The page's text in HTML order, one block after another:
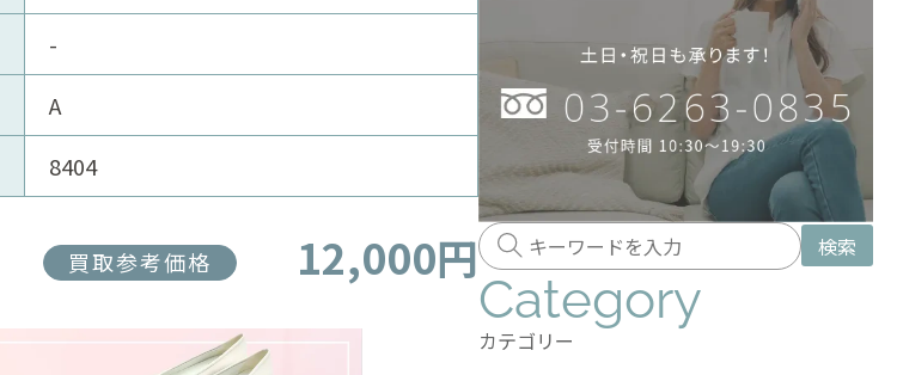
-
A
8404
買取参考価格 12,000円 検索
Category
カテゴリー